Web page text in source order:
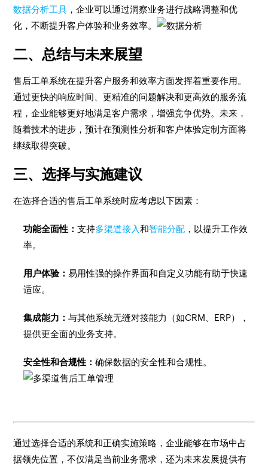
数据分析工具 ，企业可以通过洞察业务进行战略调整和优
化，不断提升客户体验和业务效率。
二、总结与未来展望
售后工单系统在提升客户服务和效率方面发挥着重要作用。
通过更快的响应时间、更精准的问题解决和更高效的服务流
程，企业能够更好地满足客户需求，增强竞争优势。未来，
随着技术的进步，预计在预测性分析和客户体验定制方面将
继续取得突破。
三、选择与实施建议
在选择合适的售后工单系统时应考虑以下因素：
功能全面性：支持多渠道接入和智能分配 ，以提升工作效
率。
用户体验：易用性强的操作界面和自定义功能有助于快速
适应。
集成能力：与其他系统无缝对接能力（如CRM、ERP），
提供更全面的业务支持。
安全性和合规性：确保数据的安全性和合规性。
通过选择合适的系统和正确实施策略，企业能够在市场中占
据领先位置，不仅满足当前业务需求，还为未来发展提供有